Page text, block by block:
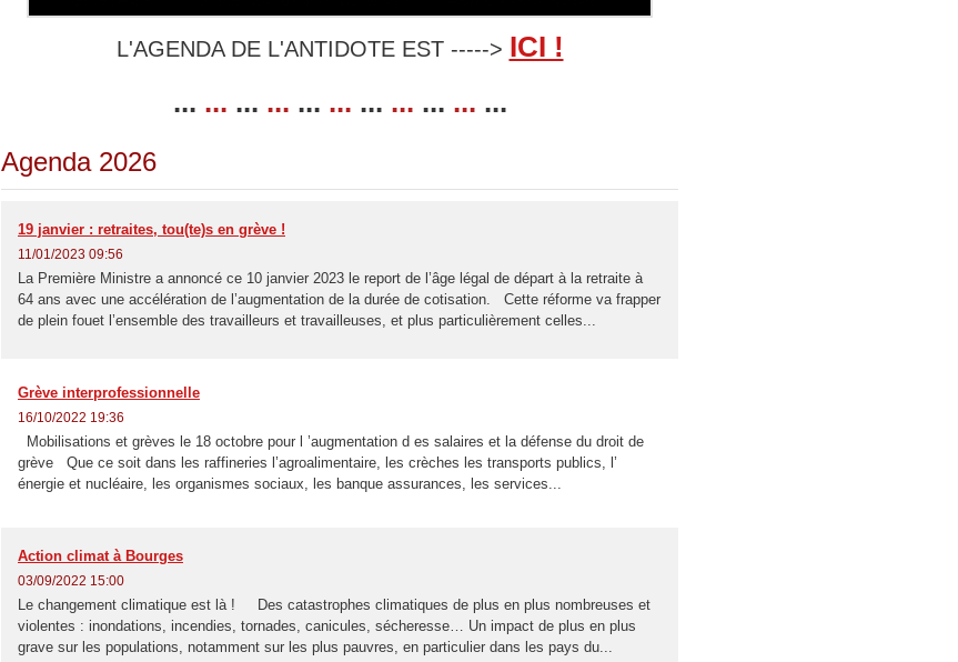
L'AGENDA DE L'ANTIDOTE EST -----> ICI !
... ... ... ... ... ... ... ... ... ... ...
Agenda 2026
19 janvier : retraites, tou(te)s en grève !
11/01/2023 09:56
La Première Ministre a annoncé ce 10 janvier 2023 le report de l’âge légal de départ à la retraite à
64 ans avec une accélération de l’augmentation de la durée de cotisation. Cette réforme va frapper
de plein fouet l’ensemble des travailleurs et travailleuses, et plus particulièrement celles...
Grève interprofessionnelle
16/10/2022 19:36
Mobilisations et grèves le 18 octobre pour l ’augmentation d es salaires et la défense du droit de
grève Que ce soit dans les raffineries l’agroalimentaire, les crèches les transports publics, l’
énergie et nucléaire, les organismes sociaux, les banque assurances, les services...
Action climat à Bourges
03/09/2022 15:00
Le changement climatique est là ! Des catastrophes climatiques de plus en plus nombreuses et
violentes : inondations, incendies, tornades, canicules, sécheresse… Un impact de plus en plus
grave sur les populations, notamment sur les plus pauvres, en particulier dans les pays du...